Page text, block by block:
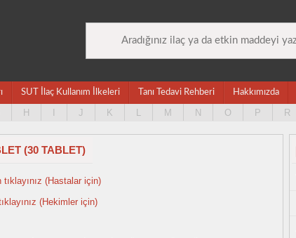
SUT İlaç Kullanım İlkeleri Tanı Tedavi Rehberi Hakkımızda
H J K L M N O P R
(30 TABLET)
(Hastalar için)
(Hekimler için)